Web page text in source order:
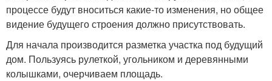
процессе будут вноситься какие-то изменения, но общее
видение будущего строения должно присутствовать.
Для начала производится разметка участка под будущий
дом. Пользуясь рулеткой, угольником и деревянными
колышками, очерчиваем площадь.